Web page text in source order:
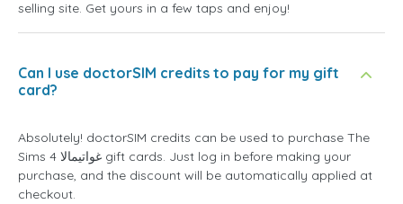
selling site. Get yours in a few taps and enjoy!
Can I use doctorSIM credits to pay for my gift
card?
Absolutely! doctorSIM credits can be used to purchase The
Sims 4 غواتيمالا gift cards. Just log in before making your
purchase, and the discount will be automatically applied at
checkout.